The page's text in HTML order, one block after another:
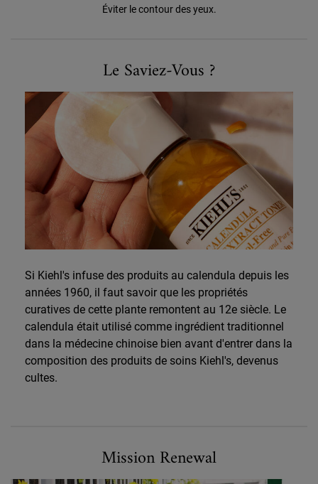
Éviter le contour des yeux.
Le Saviez-Vous ?
Si Kiehl's infuse des produits au calendula depuis les
années 1960, il faut savoir que les propriétés
curatives de cette plante remontent au 12e siècle. Le
calendula était utilisé comme ingrédient traditionnel
dans la médecine chinoise bien avant d'entrer dans la
composition des produits de soins Kiehl's, devenus
cultes.
Mission Renewal